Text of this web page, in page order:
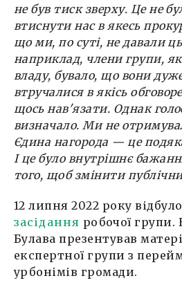
не був тиск зверху. Це не
втиснути нас в якесь
що ми, по суті, не давали
наприклад, члени групи,
владу, бувало, що вони
втручалися в якісь
щось нав'язати. Однак
визначало. Ми не
Єдина нагорода — це
І це було внутрішнє
того, щоб змінити
12 липня 2022 року
засідання робочої групи.
Булава презентував
експертної групи з
урбонімів громади.